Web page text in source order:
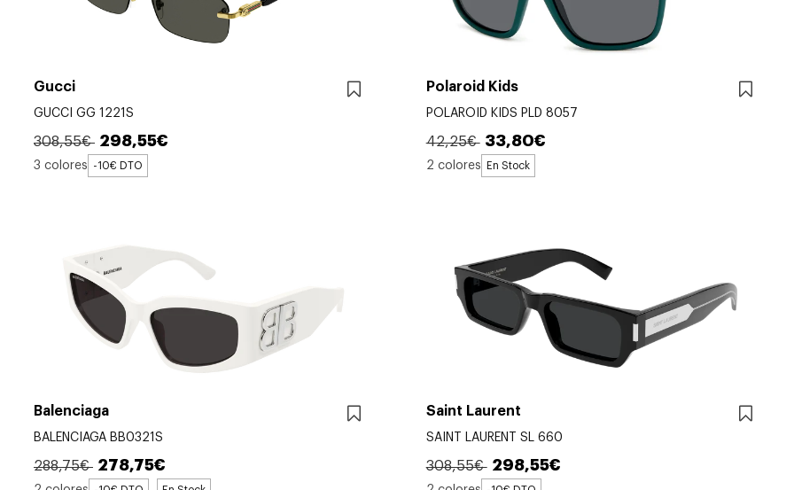
Gucci
GUCCI GG 1221S
308,55€ 298,55€
3 colores -10€ DTO
Polaroid Kids
POLAROID KIDS PLD 8057
42,25€ 33,80€
2 colores En Stock
Balenciaga
BALENCIAGA BB0321S
288,75€ 278,75€
Saint Laurent
SAINT LAURENT SL 660
308,55€ 298,55€